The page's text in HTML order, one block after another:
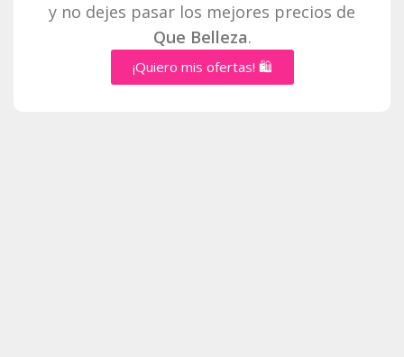
y no dejes pasar los mejores precios de
Que Belleza.
¡Quiero mis ofertas! 🛍️